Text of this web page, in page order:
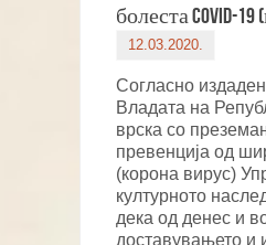
болеста COVID-
12.03.2020.
Согласно
Владата на
врска со
превенција од
(корона вирус)
културното
дека од денес и
доставувањето и